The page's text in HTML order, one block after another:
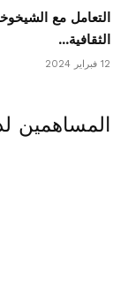
التعامل مع
الثقافية...
12 فبراير 2024
المساهمين